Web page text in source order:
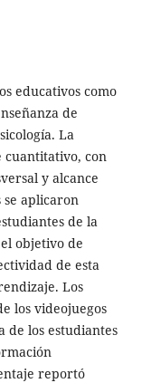
educativos como
de
La
cuantitativo, con
y alcance
aplicaron
de la
objetivo de
de esta
Los
los videojuegos
de los estudiantes
reportó